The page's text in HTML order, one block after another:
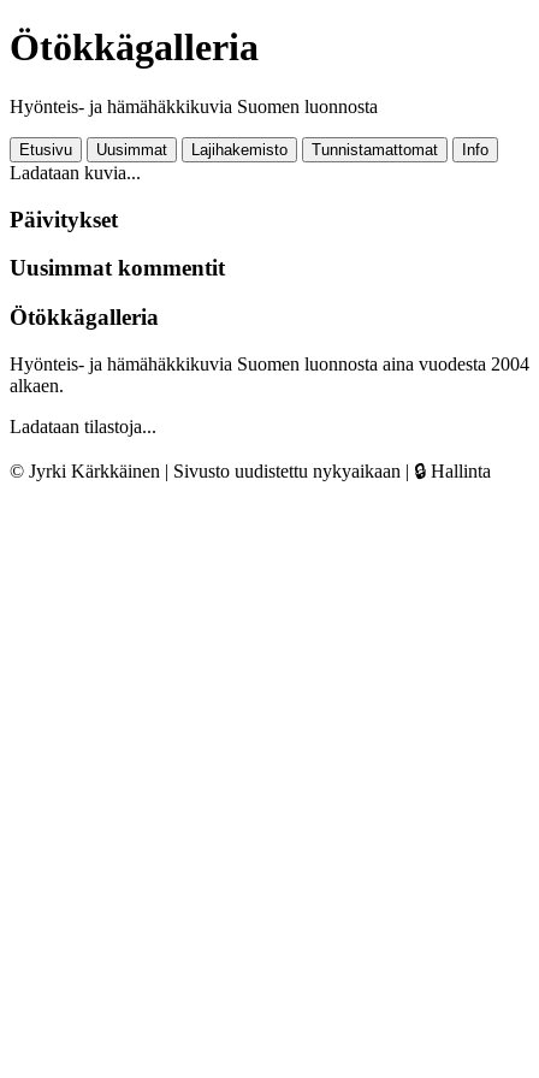
Ötökkägalleria
Hyönteis- ja hämähäkkikuvia Suomen luonnosta
Etusivu Uusimmat Lajihakemisto Tunnistamattomat Info
Ladataan kuvia...
Päivitykset
Uusimmat kommentit
Ötökkägalleria
Hyönteis- ja hämähäkkikuvia Suomen luonnosta aina vuodesta 2004
alkaen.
Ladataan tilastoja...
© Jyrki Kärkkäinen | Sivusto uudistettu nykyaikaan | 🔒 Hallinta